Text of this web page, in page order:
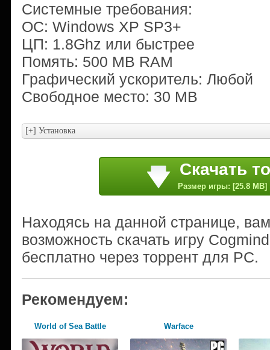
Системные требования:
OС: Windows XP SP3+
ЦП: 1.8Ghz или быстрее
Помять: 500 MB RAM
Графический ускоритель: Любой
Свободное место: 30 MB
Скачать
Размер игры: [25.8 MB]
Находясь на данной странице,
возможность скачать игру
бесплатно через торрент для PC.
Рекомендуем:
World of Sea Battle Warface